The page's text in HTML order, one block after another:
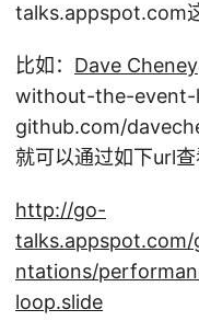
talks.appspot.com
比如： Dave Cheney
without-the-event-
github.com/
就可以通过如下url
http://go-
ntations/
loop.slide